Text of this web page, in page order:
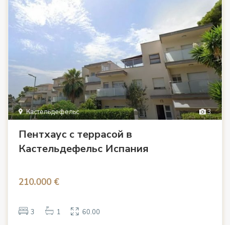
3
Кастельдефельс
Пентхаус с террасой в
Кастельдефельс Испания
210.000 €
3 1 60.00